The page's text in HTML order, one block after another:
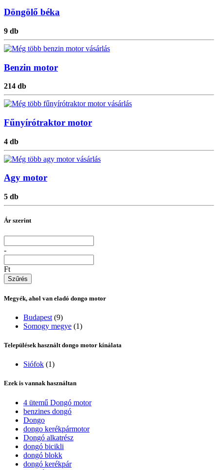
Döngölő béka
9 db
Benzin motor
214 db
Fűnyírótraktor motor
4 db
Agy motor
5 db
Ár szerint
-
Ft
Megyék, ahol van eladó dongo motor
Budapest (9)
Somogy megye (1)
Települések használt dongo motor kínálata
Siófok (1)
Ezek is vannak használtan
4 ütemű Dongó motor
benzines dongó
Dongo
dongo kerékpármotor
Dongó alkatrész
dongó bicikli
dongó blokk
dongó kerékpár